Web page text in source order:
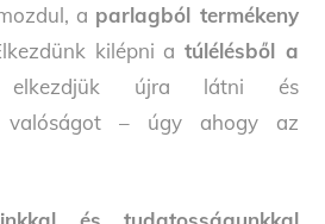
a parlagból termékeny
kilépni a túlélésből a
újra látni és
valóságot – úgy ahogy az